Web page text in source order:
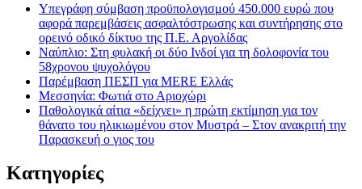
Υπεγράφη σύμβαση προϋπολογισμού 450.000 ευρώ που
αφορά παρεμβάσεις ασφαλτόστρωσης και συντήρησης στο
ορεινό οδικό δίκτυο της Π.Ε. Αργολίδας
Ναύπλιο: Στη φυλακή οι δύο Ινδοί για τη δολοφονία του
58χρονου ψυχολόγου
Παρέμβαση ΠΕΣΠ για MERE Ελλάς
Μεσσηνία: Φωτιά στο Αριοχώρι
Παθολογικά αίτια «δείχνει» η πρώτη εκτίμηση για τον
θάνατο του ηλικιωμένου στον Μυστρά – Στον ανακριτή την
Παρασκευή ο γιος του
Kατηγορίες